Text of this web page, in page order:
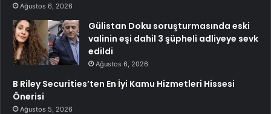
Ağustos 6, 2026
Gülistan Doku soruşturmasında eski
valinin eşi dahil 3 şüpheli adliyeye sevk
edildi
Ağustos 6, 2026
B Riley Securities’ten En İyi Kamu Hizmetleri Hissesi
Önerisi
Ağustos 5, 2026